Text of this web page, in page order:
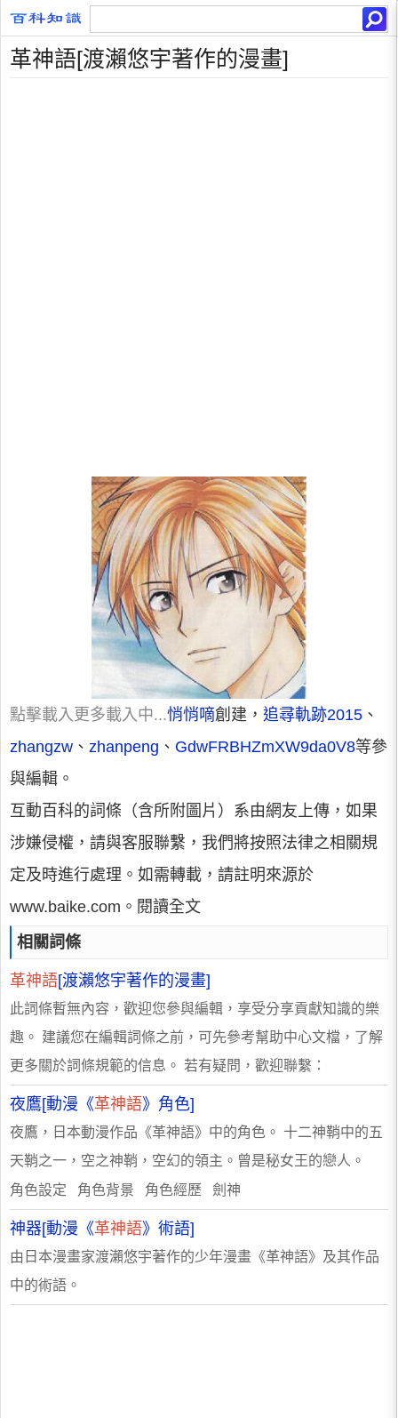
革神語[渡瀨悠宇著作的漫畫]
點擊載入更多載入中...悄悄嘀創建， 追尋軌跡2015 、
zhangzw 、 zhanpeng 、 GdwFRBHZmXW9da0V8等參
與編輯。
互動百科的詞條（含所附圖片）系由網友上傳，如果
涉嫌侵權，請與客服聯繫，我們將按照法律之相關規
定及時進行處理。如需轉載，請註明來源於
www.baike.com。閱讀全文
相關詞條
革神語[渡瀨悠宇著作的漫畫]
此詞條暫無內容，歡迎您參與編輯，享受分享貢獻知識的樂
趣。 建議您在編輯詞條之前，可先參考幫助中心文檔，了解
更多關於詞條規範的信息。 若有疑問，歡迎聯繫：
夜鷹[動漫《革神語》角色]
夜鷹，日本動漫作品《革神語》中的角色。 十二神鞘中的五
天鞘之一，空之神鞘，空幻的領主。曾是秘女王的戀人。
角色設定 角色背景 角色經歷 劍神
神器[動漫《革神語》術語]
由日本漫畫家渡瀨悠宇著作的少年漫畫《革神語》及其作品
中的術語。